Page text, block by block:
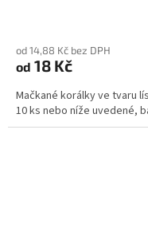
od 14,88 Kč bez DPH
od 18 Kč
Mačkané korálky ve tvaru
10 ks nebo níže uvedené,